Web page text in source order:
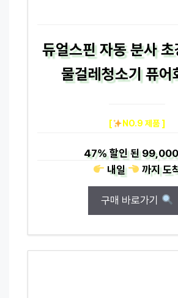
듀얼스핀 자동 분사
물걸레청소기 퓨어
[ NO.9 제품 ]
47%할인 된
내일
까지도
구매 바로가기